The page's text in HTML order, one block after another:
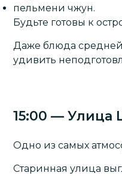
пельмени чжун.
Будьте готовы к
Даже блюда средней
удивить
15:00 — Улица
Одно из самых
Старинная улица